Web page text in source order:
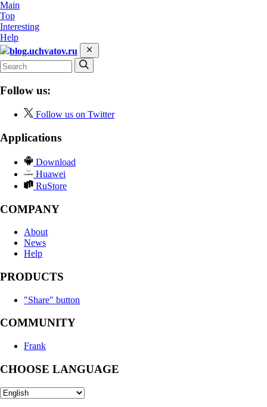
Main
Top
Interesting
Help
blog.uchvatov.ru
Follow us:
Follow us on Twitter
Applications
Download
Huawei
RuStore
COMPANY
About
News
Help
PRODUCTS
"Share" button
COMMUNITY
Frank
CHOOSE LANGUAGE